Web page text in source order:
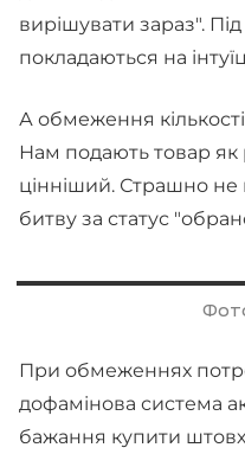
вирішувати зараз".
покладаються на
А обмеження
Нам подають товар як
цінніший. Страшно не
битву за статус
При обмеженнях
дофамінова система
бажання купити